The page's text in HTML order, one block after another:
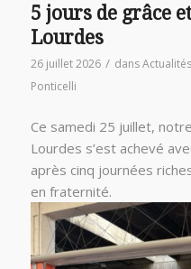
5 jours de grâce
Lourdes
26 juillet 2026 / dansActualités
Ponticelli
Ce samedi 25 juillet,
Lourdes s’est achevé
après cinq journées
en fraternité.